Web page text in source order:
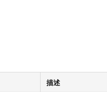
描述